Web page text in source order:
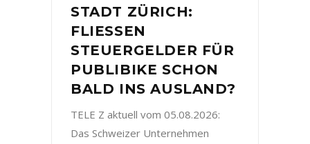
STADT ZÜRICH:
FLIESSEN
STEUERGELDER FÜR
PUBLIBIKE SCHON
BALD INS AUSLAND?
TELE Z aktuell vom 05.08.2026:
Das Schweizer Unternehmen